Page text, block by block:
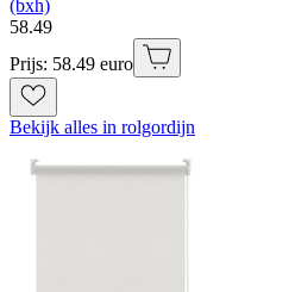
(bxh)
58.49
Prijs: 58.49 euro
Bekijk alles in rolgordijn